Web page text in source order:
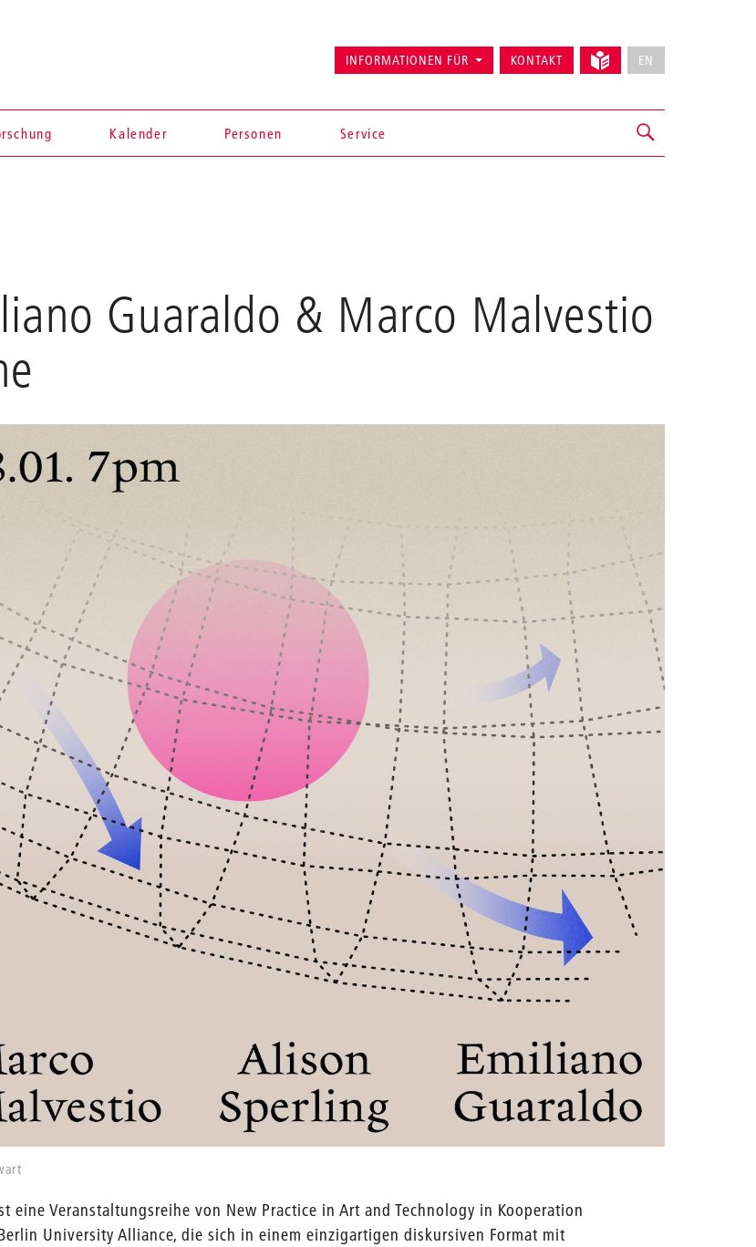
Kalender Personen Service
INFORMATIONEN FÜR KONTAKT EN
Guaraldo & Marco Malvestio
eine Veranstaltungsreihe von New Practice in Art and Technology in Kooperation
University Alliance, die sich in einem einzigartigen diskursiven Format mit